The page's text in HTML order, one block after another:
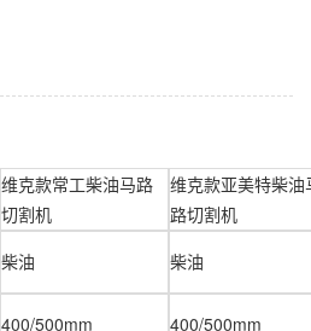
维克款常工柴油马路
切割机
维克款亚美特柴油
路切割机
柴油
柴油
400/500mm
400/500mm